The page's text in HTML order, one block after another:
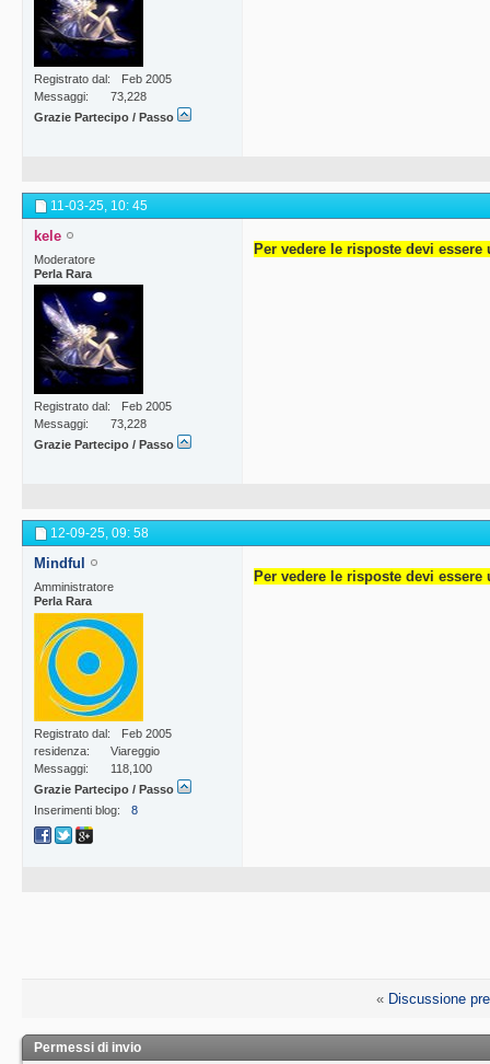
Registrato dal
Feb 2005
Messaggi
73,228
Grazie Partecipo / Passo
11-03-25, 10: 45
kele
Moderatore
Perla Rara
Registrato dal
Feb 2005
Messaggi
73,228
Grazie Partecipo / Passo
Per vedere le risposte devi
12-09-25, 09: 58
Mindful
Amministratore
Perla Rara
Registrato dal
Feb 2005
residenza
Viareggio
Messaggi
118,100
Grazie Partecipo / Passo
Inserimenti blog
8
Per vedere le risposte devi
« Discussione
Permessi di invio